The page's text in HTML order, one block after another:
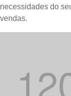
necessidades do
vendas.